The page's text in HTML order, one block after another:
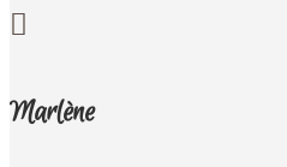

Marlène